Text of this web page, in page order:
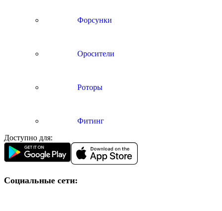
Форсунки
Оросители
Роторы
Фитинг
Доступно для:
Социальные сети: